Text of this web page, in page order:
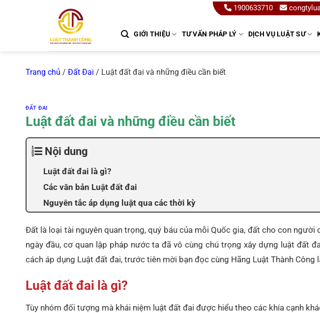
1900633710
GIỚI THIỆU TƯ VẤN PHÁP LÝ DỊCH VỤ LUẬT SƯ
Trang chủ / Đất Đai / Luật đất đai và những điều cần biết
ĐẤT ĐAI
Luật đất đai và những điều cần biết
Nội dung
Luật đất đai là gì?
Các văn bản Luật đất đai
Nguyên tắc áp dụng luật qua các thời kỳ
Đất là loại tài nguyên quan trọng, quý báu của mỗi Quốc gia, đất cho con người
ngày đầu, cơ quan lập pháp nước ta đã vô cùng chú trọng xây dựng luật đất
cách áp dụng Luật đất đai, trước tiên mời bạn đọc cùng Hãng Luật Thành Công
Luật đất đai là gì?
Tùy nhóm đối tượng mà khái niệm luật đất đai được hiểu theo các khía cạnh